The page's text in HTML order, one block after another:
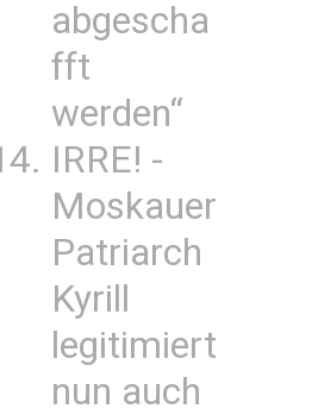
abgescha
fft
werden“
IRRE! -
Moskauer
Patriarch
Kyrill
legitimiert
nun auch